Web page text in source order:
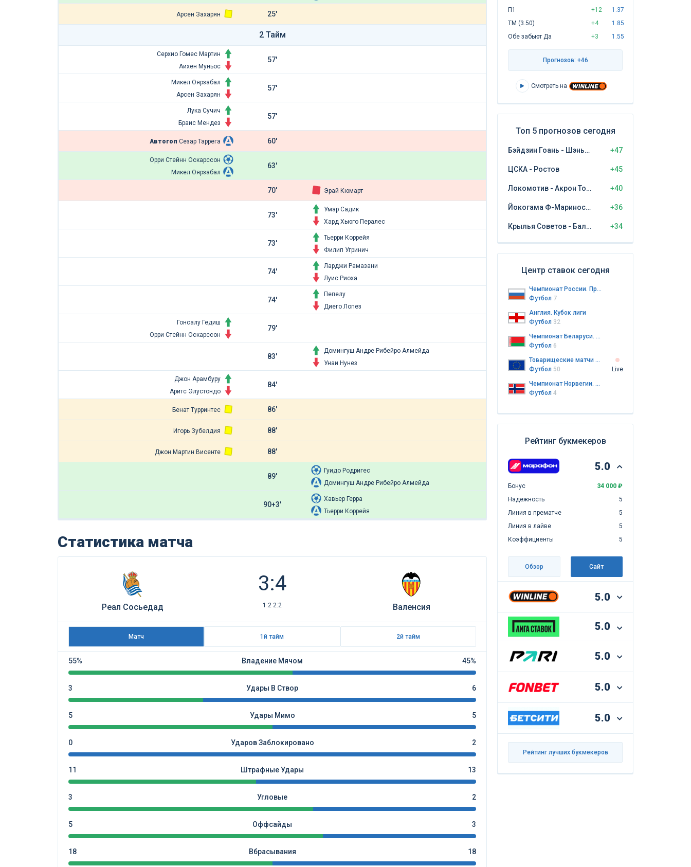
Арсен Захарян 25'
2 Тайм
Серхио Гомес Мартин
Аихен Муньос
57'
Микел Оярзабал
Арсен Захарян
57'
Лука Сучич
Браис Мендез
57'
Автогол Сезар Таррега 60'
Орри Стейнн Оскарссон
Микел Оярзабал
63'
70' Эрай Кюмарт
73'
Умар Садик
Хард Хьюго Пералес
73'
Тьерри Коррейя
Филип Угринич
74'
Ларджи Рамазани
Луис Риоха
74'
Пепелу
Диего Лопез
Гонсалу Гедиш
Орри Стейнн Оскарссон
79'
83'
Домингуш Андре Рибейро Алмейда
Унаи Нунез
Джон Арамбуру
Аритс Элустондо
84'
Бенат Турринтес 86'
Игорь Зубелдия 88'
Джон Мартин Висенте 88'
89'
Гуидо Родригес
Домингуш Андре Рибейро Алмейда
90+3'
Хавьер Герра
Тьерри Коррейя
Статистика матча
Реал Сосьедад
3:4
1:2 2:2 Валенсия
Матч 1й тайм 2й тайм
55% Владение Мячом 45%
3 Удары В Створ 6
5 Удары Мимо 5
0 Ударов Заблокировано 2
11 Штрафные Удары 13
3 Угловые 2
5 Оффсайды 3
18 Вбрасывания 18
П1 +12
1.37
ТМ (3.50)
+4
1.85
Обе забьют Да
+3 1.55
Прогнозов: +46
Смотреть на
Топ 5 прогнозов сегодня
Бэйдзин Гоань - Шэньчжэнь Пэн Сити +47
ЦСКА - Ростов +45
Локомотив - Акрон Тольятти +40
Йокогама Ф-Маринос - Кашима Антлерс +36
Крылья Советов - Балтика Калининград +34
Центр ставок сегодня
Чемпионат России. Премьер-лига
Футбол 7
Англия. Кубок лиги
Футбол 32
Чемпионат Беларуси. Высшая лига
Футбол 6
Товарищеские матчи клубов
Футбол 50
Live
Чемпионат Норвегии. Элитсерия
Футбол 4
Рейтинг букмекеров
5.0
Бонус
34 000 ₽
Надежность
5
Линия в прематче
5
Линия в лайве
5
Коэффициенты
5
Обзор Сайт
5.0
5.0
5.0
5.0
5.0
Рейтинг лучших букмекеров